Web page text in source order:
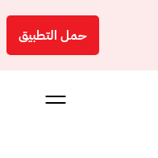
حمل التطبيق